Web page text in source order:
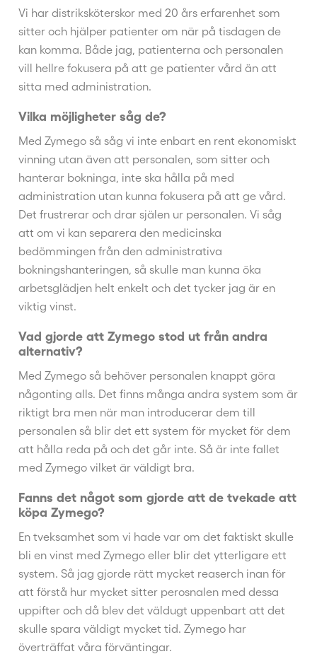
Vi har distriksköterskor med 20 års erfarenhet som
sitter och hjälper patienter om när på tisdagen de
kan komma. Både jag, patienterna och personalen
vill hellre fokusera på att ge patienter vård än att
sitta med administration.
Vilka möjligheter såg de?
Med Zymego så såg vi inte enbart en rent ekonomiskt
vinning utan även att personalen, som sitter och
hanterar bokninga, inte ska hålla på med
administration utan kunna fokusera på att ge vård.
Det frustrerar och drar själen ur personalen. Vi såg
att om vi kan separera den medicinska
bedömmingen från den administrativa
bokningshanteringen, så skulle man kunna öka
arbetsglädjen helt enkelt och det tycker jag är en
viktig vinst.
Vad gjorde att Zymego stod ut från andra
alternativ?
Med Zymego så behöver personalen knappt göra
någonting alls. Det finns många andra system som är
riktigt bra men när man introducerar dem till
personalen så blir det ett system för mycket för dem
att hålla reda på och det går inte. Så är inte fallet
med Zymego vilket är väldigt bra.
Fanns det något som gjorde att de tvekade att
köpa Zymego?
En tveksamhet som vi hade var om det faktiskt skulle
bli en vinst med Zymego eller blir det ytterligare ett
system. Så jag gjorde rätt mycket reaserch inan för
att förstå hur mycket sitter perosnalen med dessa
uppifter och då blev det väldugt uppenbart att det
skulle spara väldigt mycket tid. Zymego har
överträffat våra förväntingar.